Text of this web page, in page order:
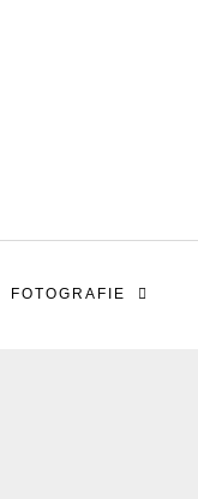
FOTOGRAFIE